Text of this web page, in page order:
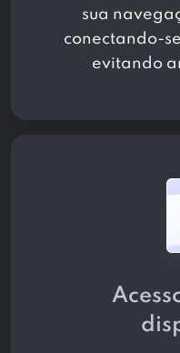
sua
conectando-
evitando